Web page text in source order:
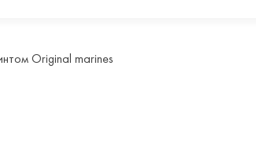
Original marines